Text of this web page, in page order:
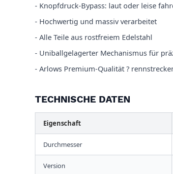
- Knopfdruck-Bypass: laut oder leise
- Hochwertig und massiv verarbeitet
- Alle Teile aus rostfreiem Edelstahl
- Uniballgelagerter Mechanismus für
- Arlows Premium-Qualität ?
TECHNISCHE DATEN
Eigenschaft
Durchmesser
Version